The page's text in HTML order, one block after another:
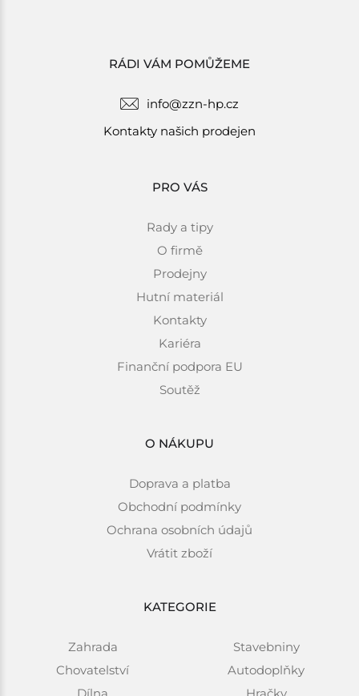
RÁDI VÁM POMŮŽEME
info@zzn-hp.cz
Kontakty našich prodejen
PRO VÁS
Rady a tipy
O firmě
Prodejny
Hutní materiál
Kontakty
Kariéra
Finanční podpora EU
Soutěž
O NÁKUPU
Doprava a platba
Obchodní podmínky
Ochrana osobních údajů
Vrátit zboží
KATEGORIE
Zahrada
Chovatelství
Stavebniny
Autodoplňky